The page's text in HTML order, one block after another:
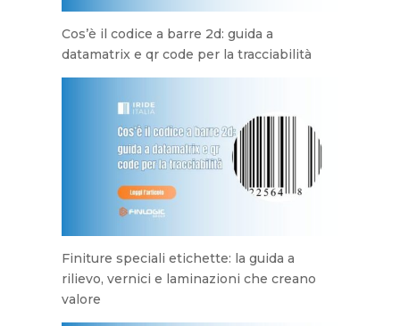
Cos’è il codice a barre 2d: guida a
datamatrix e qr code per la tracciabilità
Finiture speciali etichette: la guida a
rilievo, vernici e laminazioni che creano
valore